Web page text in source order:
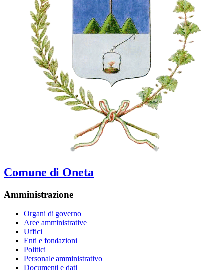
Comune di Oneta
Amministrazione
Organi di governo
Aree amministrative
Uffici
Enti e fondazioni
Politici
Personale amministrativo
Documenti e dati